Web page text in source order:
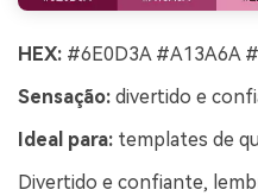
HEX: #6E0D3A #A13A6A
Sensação: divertido e
Ideal para: templates de
Divertido e confiante,